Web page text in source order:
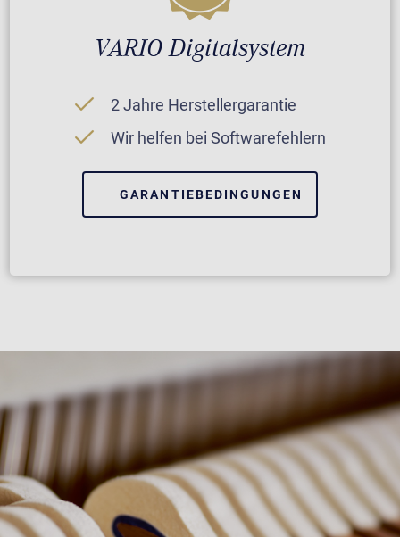
VARIO Digitalsystem
2 Jahre Herstellergarantie
Wir helfen bei Softwarefehlern
GARANTIEBEDINGUNGEN